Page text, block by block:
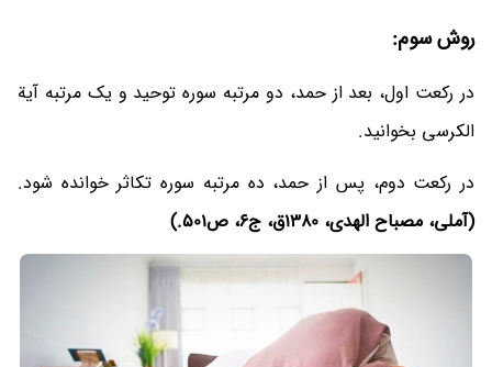
روش سوم:
در رکعت اول، بعد از حمد، دو مرتبه سوره توحید و یک مرتبه آیة
الکرسی بخوانید.
در رکعت دوم،‌ پس از حمد، ده مرتبه سوره تکاثر خوانده شود.
(آملی، مصباح الهدی، ‌1380ق، ج6، ص501.)